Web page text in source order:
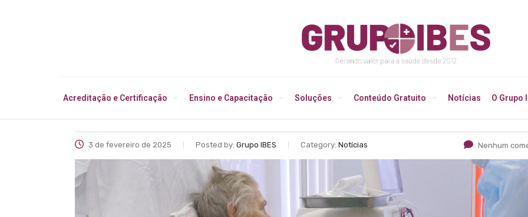
Acreditação e Certificação Ensino e Capacitação Soluções Conteúdo Gratuito Notícias O Grupo
3 de fevereiro de 2025 Posted by: Grupo IBES Category: Notícias Nenhum